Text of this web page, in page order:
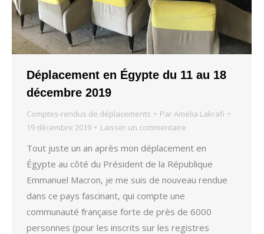
Déplacement en Égypte du 11 au 18
décembre 2019
Comptes-rendus de déplacements Par Amelia Lakrafi
19 décembre 2019
Laisser un commentaire
Tout juste un an après mon déplacement en
Égypte au côté du Président de la République
Emmanuel Macron, je me suis de nouveau rendue
dans ce pays fascinant, qui compte une
communauté française forte de près de 6000
personnes (pour les inscrits sur les registres